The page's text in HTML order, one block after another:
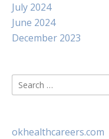
July 2024
June 2024
December 2023
Search
for:
okhealthcareers.com